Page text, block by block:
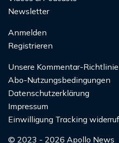
Newsletter
Anmelden
Registrieren
Unsere Kommentar-
Abo-Nutzungsbedingungen
Datenschutzerklärung
Impressum
Einwilligung Tracking
© 2023 - 2026 Apollo News